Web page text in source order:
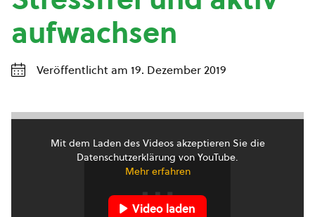
aufwachsen
Veröffentlicht am 19. Dezember 2019
Mit dem Laden des Videos akzeptieren Sie die
Datenschutzerklärung von YouTube.
Mehr erfahren
Video laden